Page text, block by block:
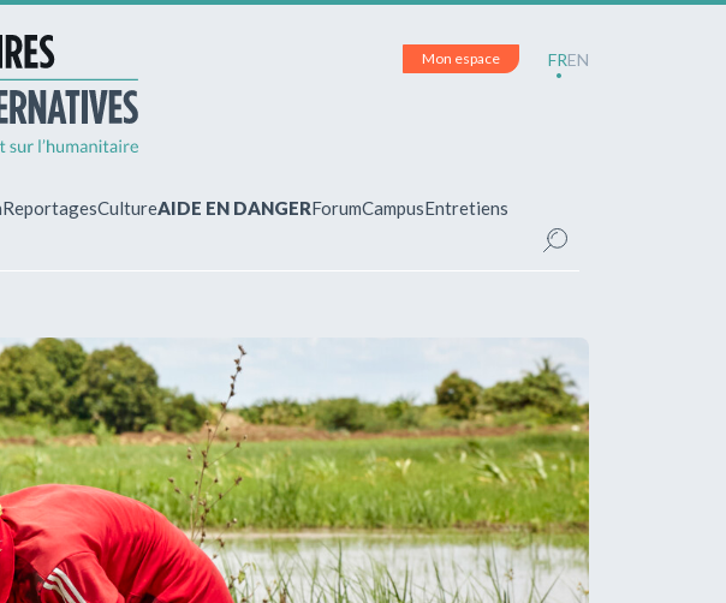
Vous êtes déjà inscrit(e)?
Identifiez-vous pour accéder à votre espace personnel et
gérer vos abonnements.
Mon espace FREN
ReportagesCultureAIDE EN DANGERForumCampusEntretiens